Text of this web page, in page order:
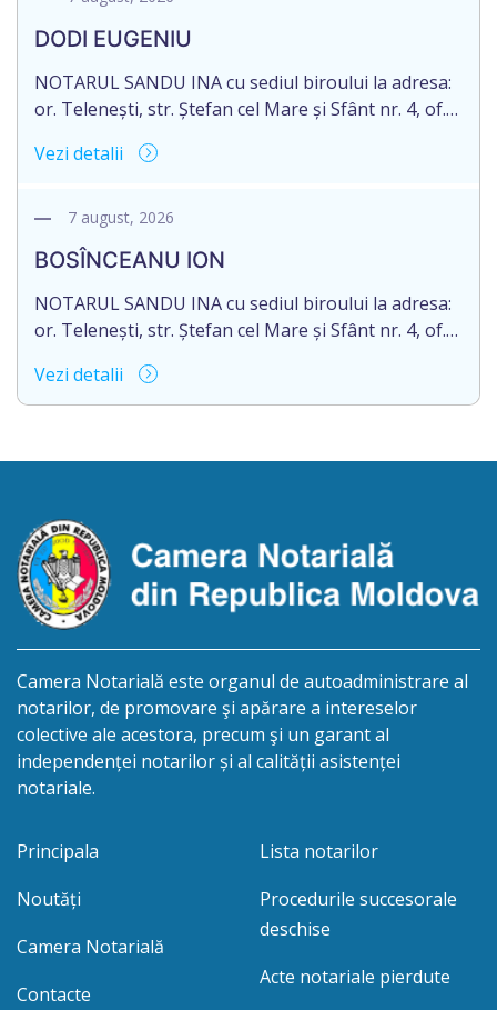
de 16.05.2027 termenul de opțiune pentru
acceptarea […]
DODI EUGENIU
NOTARUL SANDU INA cu sediul biroului la adresa:
or. Telenești, str. Ștefan cel Mare și Sfânt nr. 4, of.
succesorale în urma decesului cet. DODI EUGENIU,
2003035009604, decedat/ă la data de 12.01.2026
/doisprezece ianuarie anul două mii douăzeci și
șase/. Eliberarea certificatului de moștenitor este
[…]
Vezi detalii
7 august, 2026
BOSÎNCEANU ION
NOTARUL SANDU INA cu sediul biroului la adresa:
or. Telenești, str. Ștefan cel Mare și Sfânt nr. 4, of.
succesorale în urma decesului cet. BOSÎNCEANU
ION, născut/ă la 21.07.1980, cod personal
/cincisprezece mai anul două mii douăzeci și unu/.
Vezi detalii
Camera Notarială este organul de autoadministrare al
notarilor, de promovare şi apărare a intereselor
colective ale acestora, precum şi un garant al
independenței notarilor și al calității asistenței
notariale.
Principala
Noutăți
Camera Notarială
Contacte
Lista notarilor
Procedurile succesorale
deschise
Acte notariale pierdute